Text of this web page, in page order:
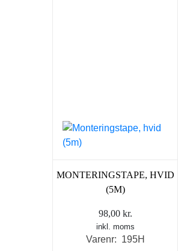
MONTERINGSTAPE, HVID
(5M)
98,00 kr.
inkl. moms
Varenr: 195H